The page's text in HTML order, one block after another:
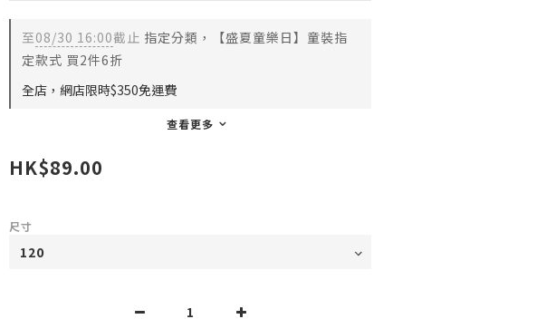
至08/30 16:00截止 指定分類，【盛夏童樂日】童裝指
定款式 買2件6折
全店，網店限時$350免運費
查看更多
HK$89.00
尺寸